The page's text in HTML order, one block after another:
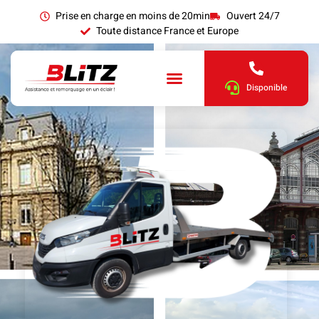
Prise en charge en moins de 20min
Ouvert 24/7
Toute distance France et Europe
Disponible